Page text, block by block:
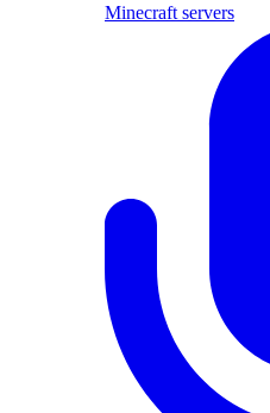
Minecraft servers